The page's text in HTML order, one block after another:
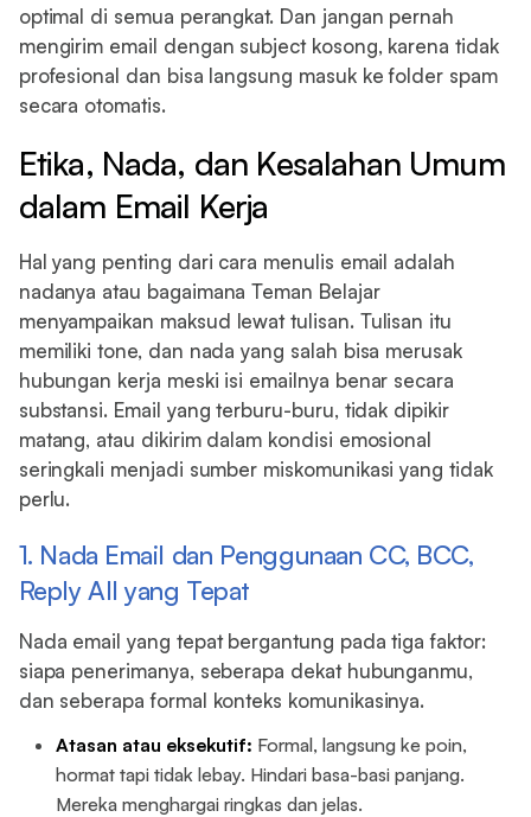
optimal di semua perangkat. Dan jangan pernah
mengirim email dengan subject kosong, karena tidak
profesional dan bisa langsung masuk ke folder spam
secara otomatis.
Etika, Nada, dan Kesalahan Umum
dalam Email Kerja
Hal yang penting dari cara menulis email adalah
nadanya atau bagaimana Teman Belajar
menyampaikan maksud lewat tulisan. Tulisan itu
memiliki tone, dan nada yang salah bisa merusak
hubungan kerja meski isi emailnya benar secara
substansi. Email yang terburu-buru, tidak dipikir
matang, atau dikirim dalam kondisi emosional
seringkali menjadi sumber miskomunikasi yang tidak
perlu.
1. Nada Email dan Penggunaan CC, BCC,
Reply All yang Tepat
Nada email yang tepat bergantung pada tiga faktor:
siapa penerimanya, seberapa dekat hubunganmu,
dan seberapa formal konteks komunikasinya.
Atasan atau eksekutif: Formal, langsung ke poin,
hormat tapi tidak lebay. Hindari basa-basi panjang.
Mereka menghargai ringkas dan jelas.